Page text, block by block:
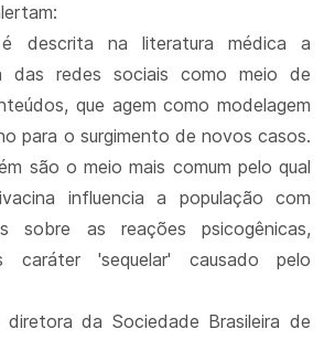
descrita na literatura médica a
das redes sociais como meio de
que agem como modelagem
para o surgimento de novos casos.
são o meio mais comum pelo qual
influencia a população com
sobre as reações psicogênicas,
caráter 'sequelar' causado pelo
da Sociedade Brasileira de